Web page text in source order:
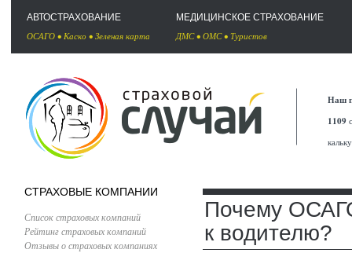
АВТОСТРАХОВАНИЕ
ОСАГО • Каско • Зеленая карта
МЕДИЦИНСКОЕ СТРАХОВАНИЕ
ДМС• ОМС• Туристов
Наш
1109
СТРАХОВЫЕ КОМПАНИИ
Список страховых компаний
Рейтинг страховых компаний
Отзывы о страховых компаниях
Почему
к водителю?